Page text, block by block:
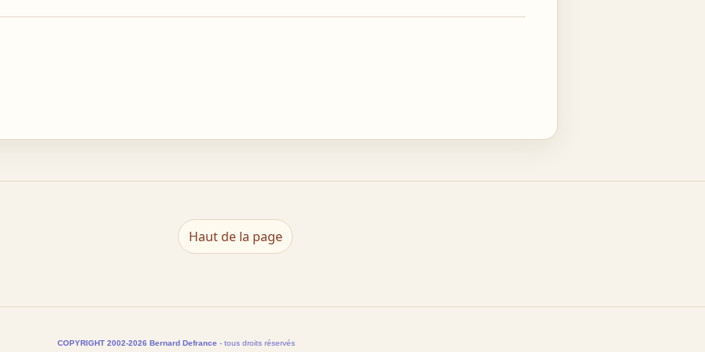
Haut de la page
COPYRIGHT 2002-2026 Bernard Defrance - tous droits réservés